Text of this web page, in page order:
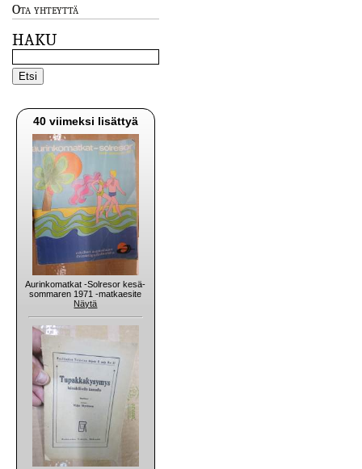
Ota yhteyttä
HAKU
40 viimeksi lisättyä
Aurinkomatkat -Solresor kesä-
sommaren 1971 -matkaesite
Näytä